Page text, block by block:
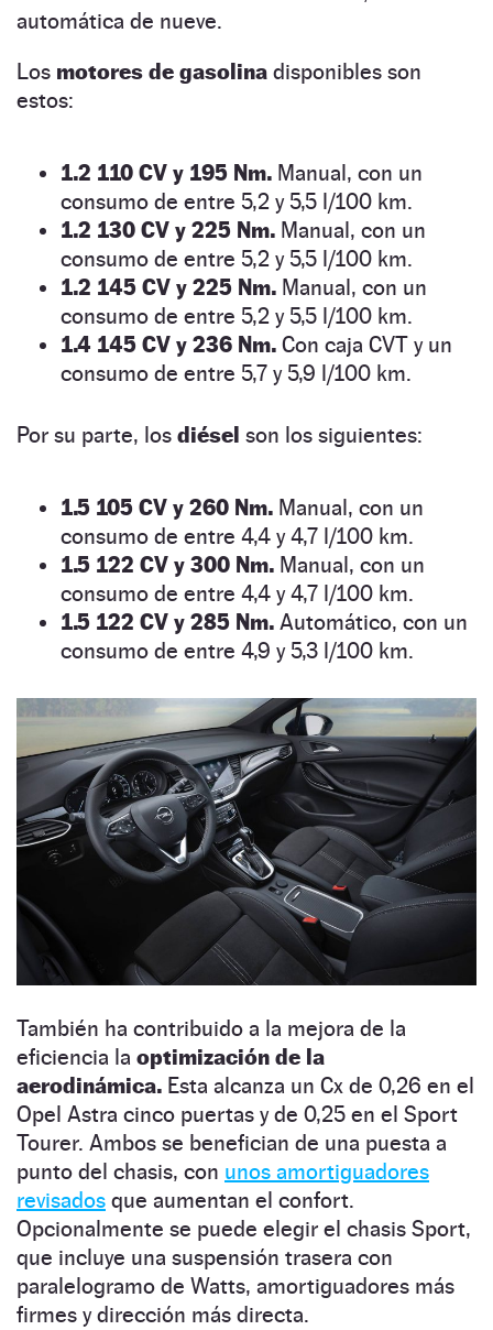
automática de nueve.
Los motores de gasolina disponibles son
estos:
1.2 110 CV y 195 Nm. Manual, con un
consumo de entre 5,2 y 5,5 l/100 km.
1.2 130 CV y 225 Nm. Manual, con un
consumo de entre 5,2 y 5,5 l/100 km.
1.2 145 CV y 225 Nm. Manual, con un
consumo de entre 5,2 y 5,5 l/100 km.
1.4 145 CV y 236 Nm. Con caja CVT y un
consumo de entre 5,7 y 5,9 l/100 km.
Por su parte, los diésel son los siguientes:
1.5 105 CV y 260 Nm. Manual, con un
consumo de entre 4,4 y 4,7 l/100 km.
1.5 122 CV y 300 Nm. Manual, con un
consumo de entre 4,4 y 4,7 l/100 km.
1.5 122 CV y 285 Nm. Automático, con un
consumo de entre 4,9 y 5,3 l/100 km.
También ha contribuido a la mejora de la
eficiencia la optimización de la
aerodinámica. Esta alcanza un Cx de 0,26 en el
Opel Astra cinco puertas y de 0,25 en el Sport
Tourer. Ambos se benefician de una puesta a
punto del chasis, con unos amortiguadores
revisados que aumentan el confort.
Opcionalmente se puede elegir el chasis Sport,
que incluye una suspensión trasera con
paralelogramo de Watts, amortiguadores más
firmes y dirección más directa.